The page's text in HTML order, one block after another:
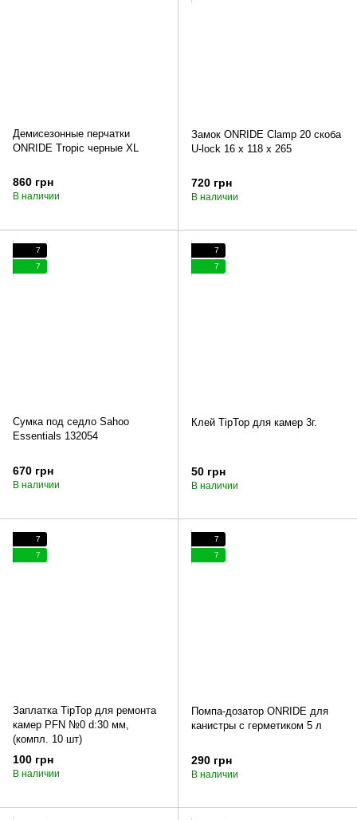
Демисезонные перчатки
ONRIDE Tropic черные XL
860 грн
В наличии
Замок ONRIDE Сlamp 20 скоба
U-lock 16 х 118 х 265
720 грн
В наличии
7
7
Сумка под седло Sahoo
Essentials 132054
670 грн
В наличии
7
7
Клей TipTop для камер 3г.
50 грн
В наличии
7
7
Заплатка TipTop для ремонта
камер PFN №0 d:30 мм,
(компл. 10 шт)
100 грн
В наличии
7
7
Помпа-дозатор ONRIDE для
канистры с герметиком 5 л
290 грн
В наличии